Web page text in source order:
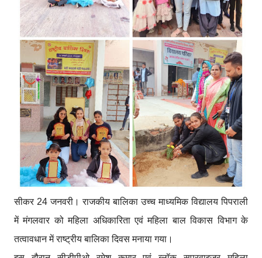
सीकर 24 जनवरी। राजकीय बालिका उच्च माध्यमिक विद्यालय पिपराली
में मंगलवार को महिला अधिकारिता एवं महिला बाल विकास विभाग के
तत्वावधान में राष्ट्रीय बालिका दिवस मनाया गया।